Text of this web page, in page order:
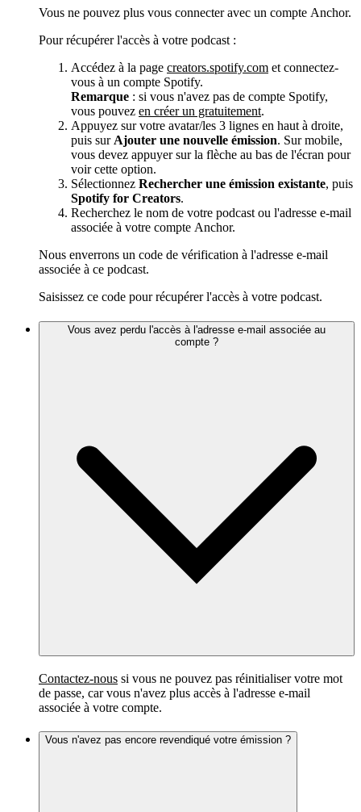
Vous ne pouvez plus vous connecter avec un compte Anchor.
Pour récupérer l'accès à votre podcast :
Accédez à la page creators.spotify.com et connectez-
vous à un compte Spotify.
Remarque : si vous n'avez pas de compte Spotify,
vous pouvez en créer un gratuitement.
Appuyez sur votre avatar/les 3 lignes en haut à droite,
puis sur Ajouter une nouvelle émission. Sur mobile,
vous devez appuyer sur la flèche au bas de l'écran pour
voir cette option.
Sélectionnez Rechercher une émission existante, puis
Spotify for Creators.
Recherchez le nom de votre podcast ou l'adresse e-mail
associée à votre compte Anchor.
Nous enverrons un code de vérification à l'adresse e-mail
associée à ce podcast.
Saisissez ce code pour récupérer l'accès à votre podcast.
Vous avez perdu l'accès à l'adresse e-mail associée au
compte ?
Contactez-nous si vous ne pouvez pas réinitialiser votre mot
de passe, car vous n'avez plus accès à l'adresse e-mail
associée à votre compte.
Vous n'avez pas encore revendiqué votre émission ?